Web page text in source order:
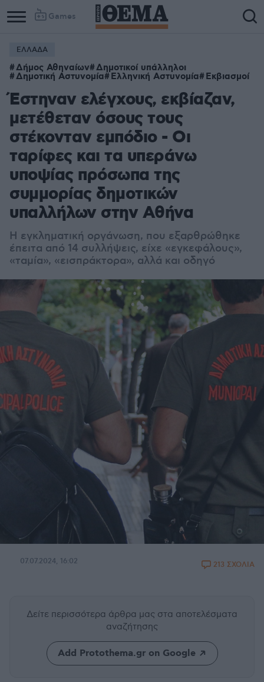
Games
ΕΛΛΑΔΑ
Δήμος Αθηναίων Δημοτικοί υπάλληλοι
Δημοτική Αστυνομία Ελληνική Αστυνομία Εκβιασμοί
Έστηναν ελέγχους, εκβίαζαν,
μετέθεταν όσους τους
στέκονταν εμπόδιο - Οι
ταρίφες και τα υπεράνω
υποψίας πρόσωπα της
συμμορίας δημοτικών
υπαλλήλων στην Αθήνα
Η εγκληματική οργάνωση, που εξαρθρώθηκε
έπειτα από 14 συλλήψεις, είχε «εγκεφάλους»,
«ταμία», «εισπράκτορα», αλλά και οδηγό
07.07.2024, 16:02 213 ΣΧΟΛΙΑ
Δείτε περισσότερα άρθρα μας στα αποτελέσματα
αναζήτησης
Add Protothema.gr on Google